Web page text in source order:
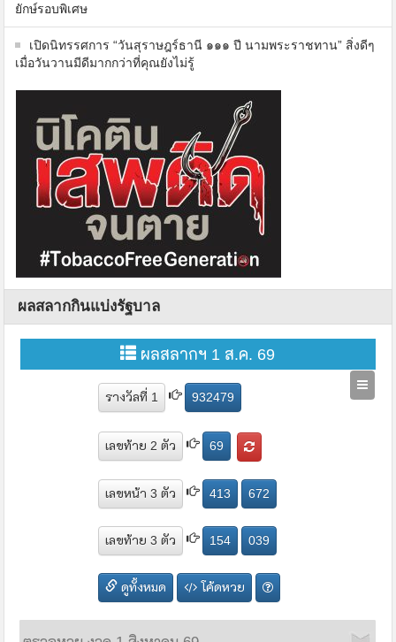
ยักษ์รอบพิเศษ
เปิดนิทรรศการ “วันสุราษฎร์ธานี ๑๑๑ ปี นามพระราชทาน” สิ่งดีๆ
เมื่อวันวานมีดีมากกว่าที่คุณยังไม่รู้
ผลสลากกินแบ่งรัฐบาล